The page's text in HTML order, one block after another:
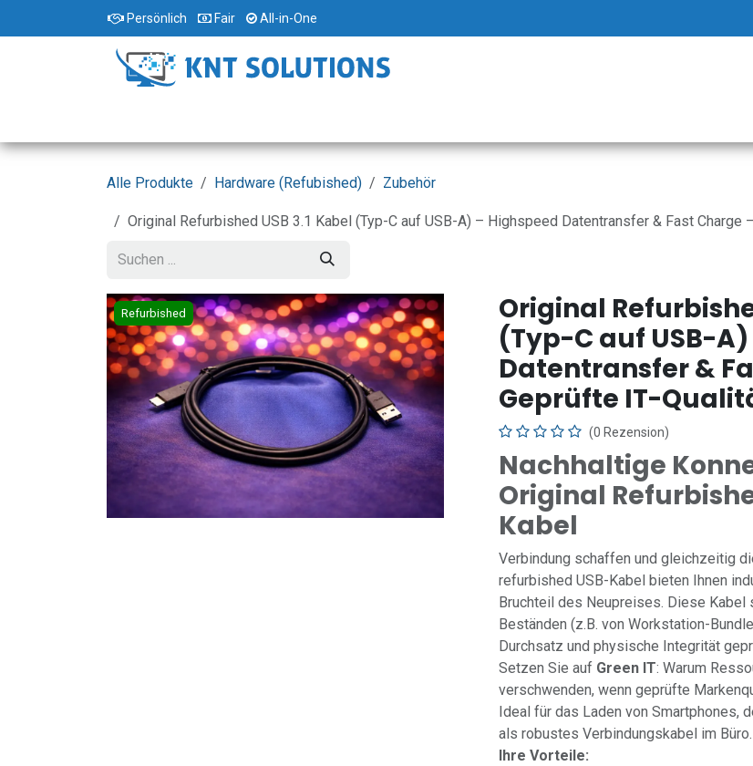
Zum Inhalt springenPersönlich Fair All-in-One
Alle Produkte Hardware (Refubished) Zubehör
Original Refurbished USB 3.1 Kabel (Typ-C auf USB-A) – Highspeed Datentransfer & Fast Charge
Refurbished
Original
(Typ-C auf USB-
Datentransfer &
Geprüfte IT-
(0 Rezension)
Nachhaltige
Original
Kabel
Verbindung schaffen und gleichzeitig
refurbished USB-Kabel bieten Ihnen
Bruchteil des Neupreises. Diese Kabel
Beständen (z.B. von Workstation-
Durchsatz und physische Integrität
Setzen Sie auf Green IT: Warum
verschwenden, wenn geprüfte
Ideal für das Laden von Smartphones,
als robustes Verbindungskabel im Büro.
Ihre Vorteile: